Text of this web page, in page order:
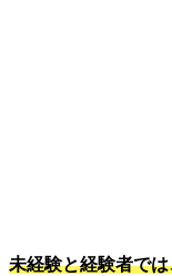
未経験と経験者で